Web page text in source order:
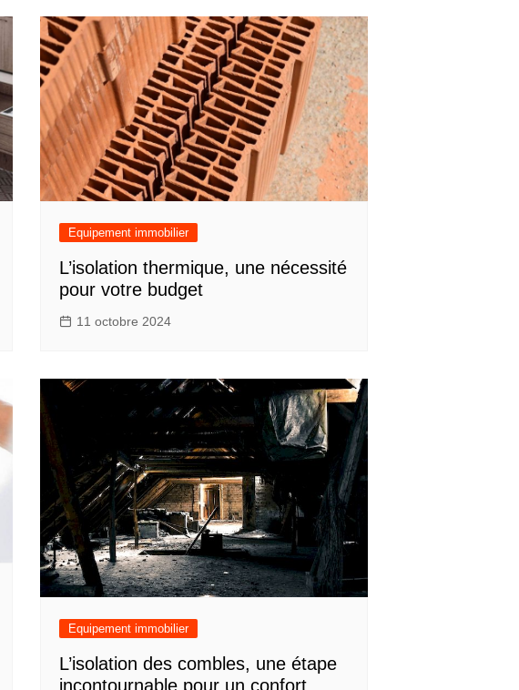
Equipement immobilier
L’isolation thermique, une nécessité
pour votre budget
11 octobre 2024
Equipement immobilier
L’isolation des combles, une étape
incontournable pour un confort